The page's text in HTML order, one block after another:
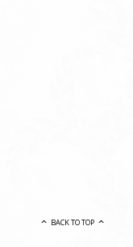
BACK TO TOP